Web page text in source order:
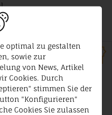
optimal zu gestalten
sowie zur
von News, Artikel
Cookies. Durch
stimmen Sie der
"Konfigurieren"
Cookies Sie zulassen